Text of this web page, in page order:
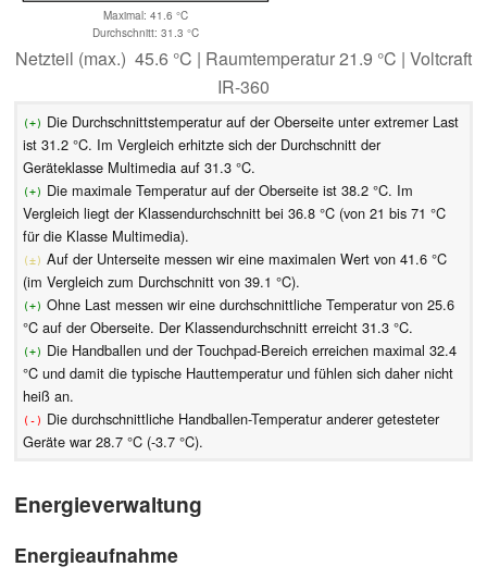
Maximal: 41.6 °C
Durchschnitt: 31.3 °C
Netzteil (max.) 45.6 °C | Raumtemperatur 21.9 °C | Voltcraft
IR-360
(+) Die Durchschnittstemperatur auf der Oberseite unter extremer Last
ist 31.2 °C. Im Vergleich erhitzte sich der Durchschnitt der
Geräteklasse Multimedia auf 31.3 °C.
(+) Die maximale Temperatur auf der Oberseite ist 38.2 °C. Im
Vergleich liegt der Klassendurchschnitt bei 36.8 °C (von 21 bis 71 °C
für die Klasse Multimedia).
(±) Auf der Unterseite messen wir eine maximalen Wert von 41.6 °C
(im Vergleich zum Durchschnitt von 39.1 °C).
(+) Ohne Last messen wir eine durchschnittliche Temperatur von 25.6
°C auf der Oberseite. Der Klassendurchschnitt erreicht 31.3 °C.
(+) Die Handballen und der Touchpad-Bereich erreichen maximal 32.4
°C und damit die typische Hauttemperatur und fühlen sich daher nicht
heiß an.
(-) Die durchschnittliche Handballen-Temperatur anderer getesteter
Geräte war 28.7 °C (-3.7 °C).
Energieverwaltung
Energieaufnahme